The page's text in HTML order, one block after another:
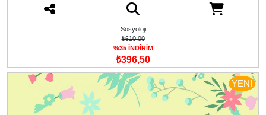
Sosyoloji
₺610,00
%35 İNDİRİM
₺396,50
YENİ